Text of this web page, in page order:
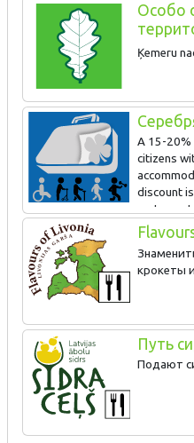
Особо
Ķemeru
A 15-20%
citizens
discount
for spa procedures in the
visitors can hike the Valguma
holder of a Silver Suitcase
the Valguma Pasaule Hotel.
senior citizens.
крокеты
Путь
Подают